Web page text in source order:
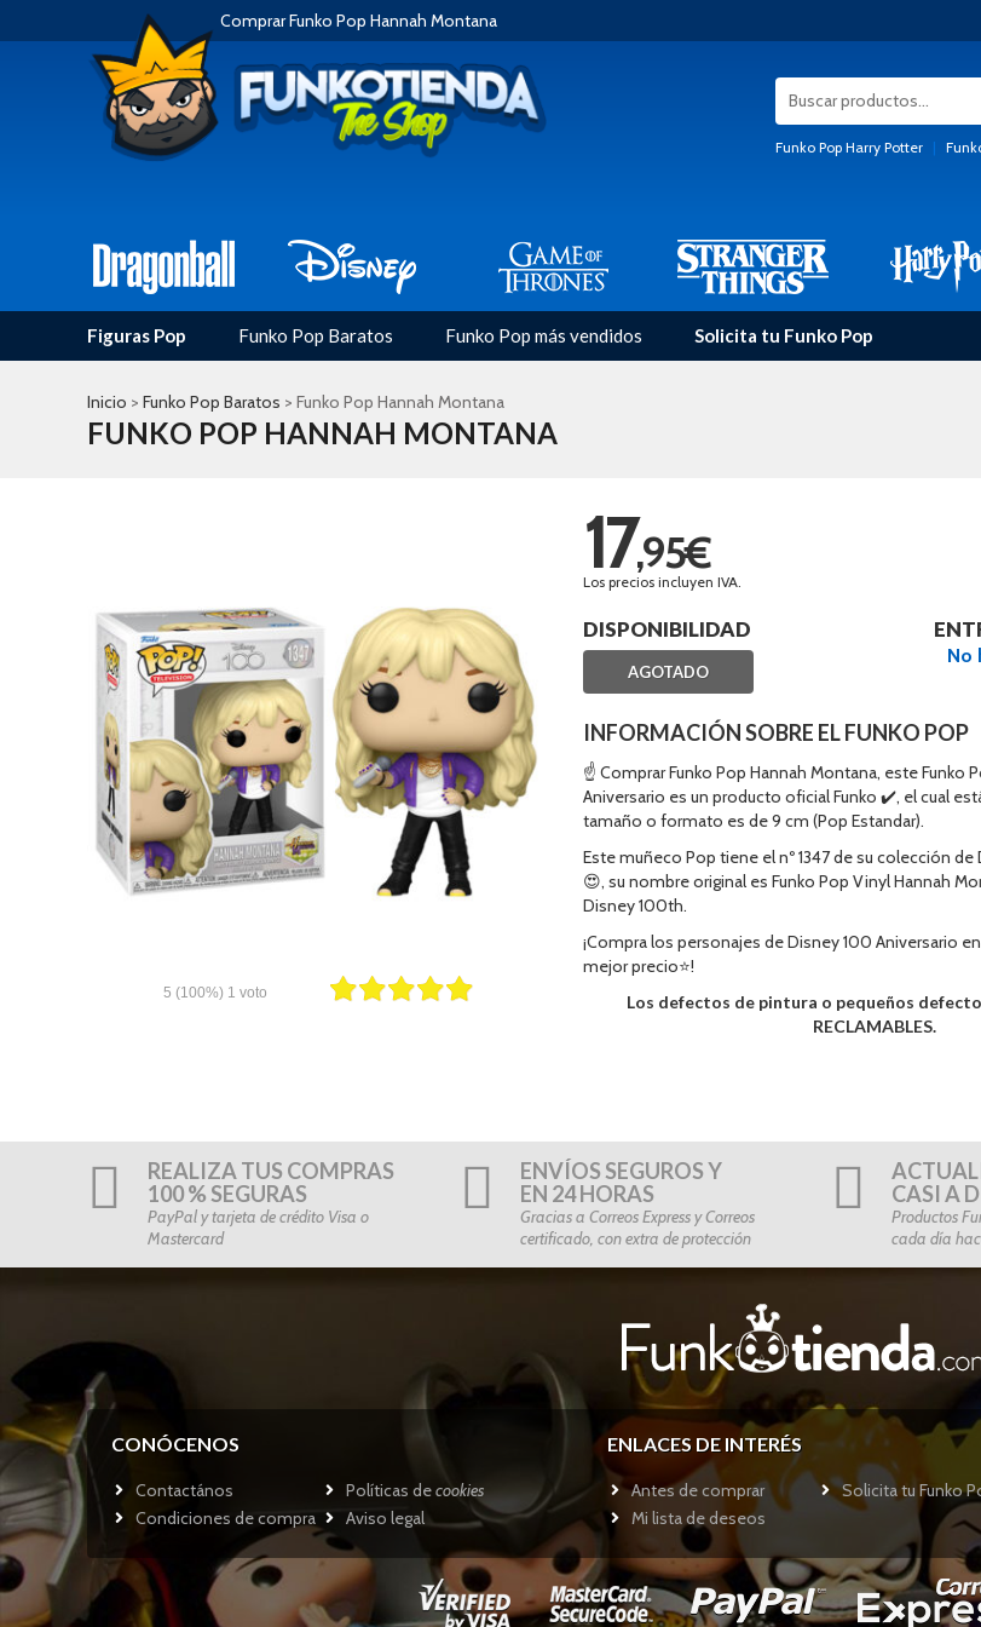
Comprar Funko Pop Hannah Montana
Funko Pop Harry Potter |
Figuras Pop Funko Pop Baratos Funko Pop más vendidos Solicita tu Funko Pop
Inicio > Funko Pop Baratos > Funko Pop Hannah Montana
FUNKO POP HANNAH MONTANA
5 (100%) 1 voto
17,95€
Los precios incluyen IVA.
DISPONIBILIDAD
AGOTADO
No
INFORMACIÓN SOBRE EL FUNKO POP
☝ Comprar Funko Pop Hannah Montana, este Funko
Aniversario es un producto oficial Funko ✔️, el cual
tamaño o formato es de 9 cm (Pop Estandar).
Este muñeco Pop tiene el nº 1347 de su colección
😍, su nombre original es Funko Pop Vinyl Hannah
Disney 100th.
¡Compra los personajes de Disney 100 Aniversario
mejor precio⭐!
Los defectos de pintura o pequeños
RECLAMABLES.
REALIZA TUS COMPRAS
100 % SEGURAS
PayPal y tarjeta de crédito Visa o
Mastercard
ENVÍOS SEGUROS Y
EN 24 HORAS
Gracias a Correos Express y Correos
certificado, con extra de protección
CASI A
Productos
cada día
CONÓCENOS
Contactános Políticas decookies
Condiciones de compra
Aviso legal
ENLACES DE INTERÉS
Antes de comprar
Solicita tu Funko
Mi lista de deseos